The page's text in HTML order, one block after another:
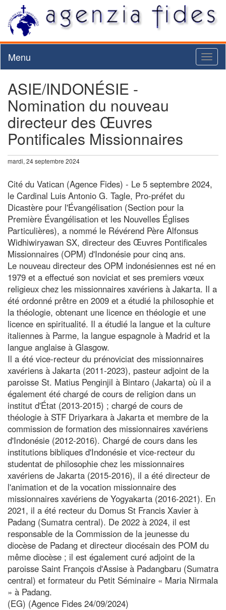
Menu
ASIE/INDONÉSIE -
Nomination du nouveau
directeur des Œuvres
Pontificales Missionnaires
mardi, 24 septembre 2024
Cité du Vatican (Agence Fides) - Le 5 septembre 2024,
le Cardinal Luis Antonio G. Tagle, Pro-préfet du
Dicastère pour l'Évangélisation (Section pour la
Première Évangélisation et les Nouvelles Églises
Particulières), a nommé le Révérend Père Alfonsus
Widhiwiryawan SX, directeur des Œuvres Pontificales
Missionnaires (OPM) d'Indonésie pour cinq ans.
Le nouveau directeur des OPM indonésiennes est né en
1979 et a effectué son noviciat et ses premiers vœux
religieux chez les missionnaires xavériens à Jakarta. Il a
été ordonné prêtre en 2009 et a étudié la philosophie et
la théologie, obtenant une licence en théologie et une
licence en spiritualité. Il a étudié la langue et la culture
italiennes à Parme, la langue espagnole à Madrid et la
langue anglaise à Glasgow.
Il a été vice-recteur du prénoviciat des missionnaires
xavériens à Jakarta (2011-2023), pasteur adjoint de la
paroisse St. Matius Penginjil à Bintaro (Jakarta) où il a
également été chargé de cours de religion dans un
institut d'État (2013-2015) ; chargé de cours de
théologie à STF Driyarkara à Jakarta et membre de la
commission de formation des missionnaires xavériens
d'Indonésie (2012-2016). Chargé de cours dans les
institutions bibliques d'Indonésie et vice-recteur du
studentat de philosophie chez les missionnaires
xavériens de Jakarta (2015-2016), il a été directeur de
l'animation et de la vocation missionnaire des
missionnaires xavériens de Yogyakarta (2016-2021). En
2021, il a été recteur du Domus St Francis Xavier à
Padang (Sumatra central). De 2022 à 2024, il est
responsable de la Commission de la jeunesse du
diocèse de Padang et directeur diocésain des POM du
même diocèse ; il est également curé adjoint de la
paroisse Saint François d'Assise à Padangbaru (Sumatra
central) et formateur du Petit Séminaire « Maria Nirmala
» à Padang.
(EG) (Agence Fides 24/09/2024)